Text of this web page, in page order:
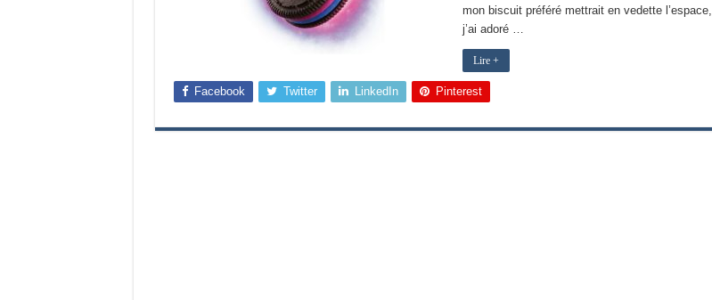
mon biscuit préféré mettrait en vedette l’espace,
j’ai adoré …
Lire +
Facebook Twitter LinkedIn Pinterest